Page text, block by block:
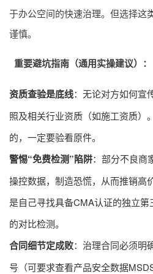
于办公空间的快速治理。但选择这
谨慎。
重要避坑指南（通用实操建议）：
资质查验是底线：无论对方如何宣
照及相关行业资质（如施工资质）
的，一定要验看原件。
警惕“免费检测”陷阱：部分不良商
操控数据，制造恐慌，从而推销高
是自己寻找具备CMA认证的独立
的对比检测。
合同细节定成败：治理合同必须明
号（可要求查看产品安全数据